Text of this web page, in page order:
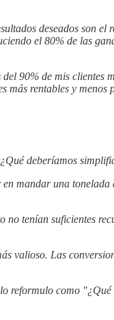
deseados son el
el 80% de las
del 90% de mis clientes
más rentables y menos
deberíamos
mandar una tonelada
tenían suficientes
valioso. Las
reformulo como